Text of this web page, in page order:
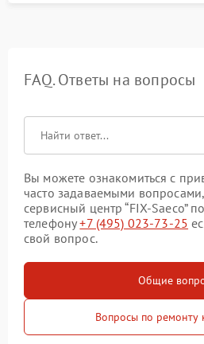
FAQ. Ответы на вопросы
Вы можете ознакомиться с
часто задаваемыми
сервисный центр “FIX-Saeco”
телефону+7 (495) 023-73-25
свой вопрос.
Общие
Вопросы по